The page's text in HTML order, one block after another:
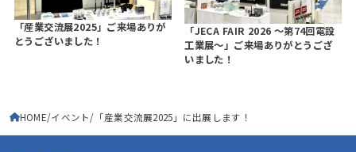
「産業交流展2025」ご来場ありが
とうございました！
「JECA FAIR 2026 ～第74回電設
工業展～」ご来場ありがとうござ
いました！
HOME イベント 「産業交流展2025」に出展します！